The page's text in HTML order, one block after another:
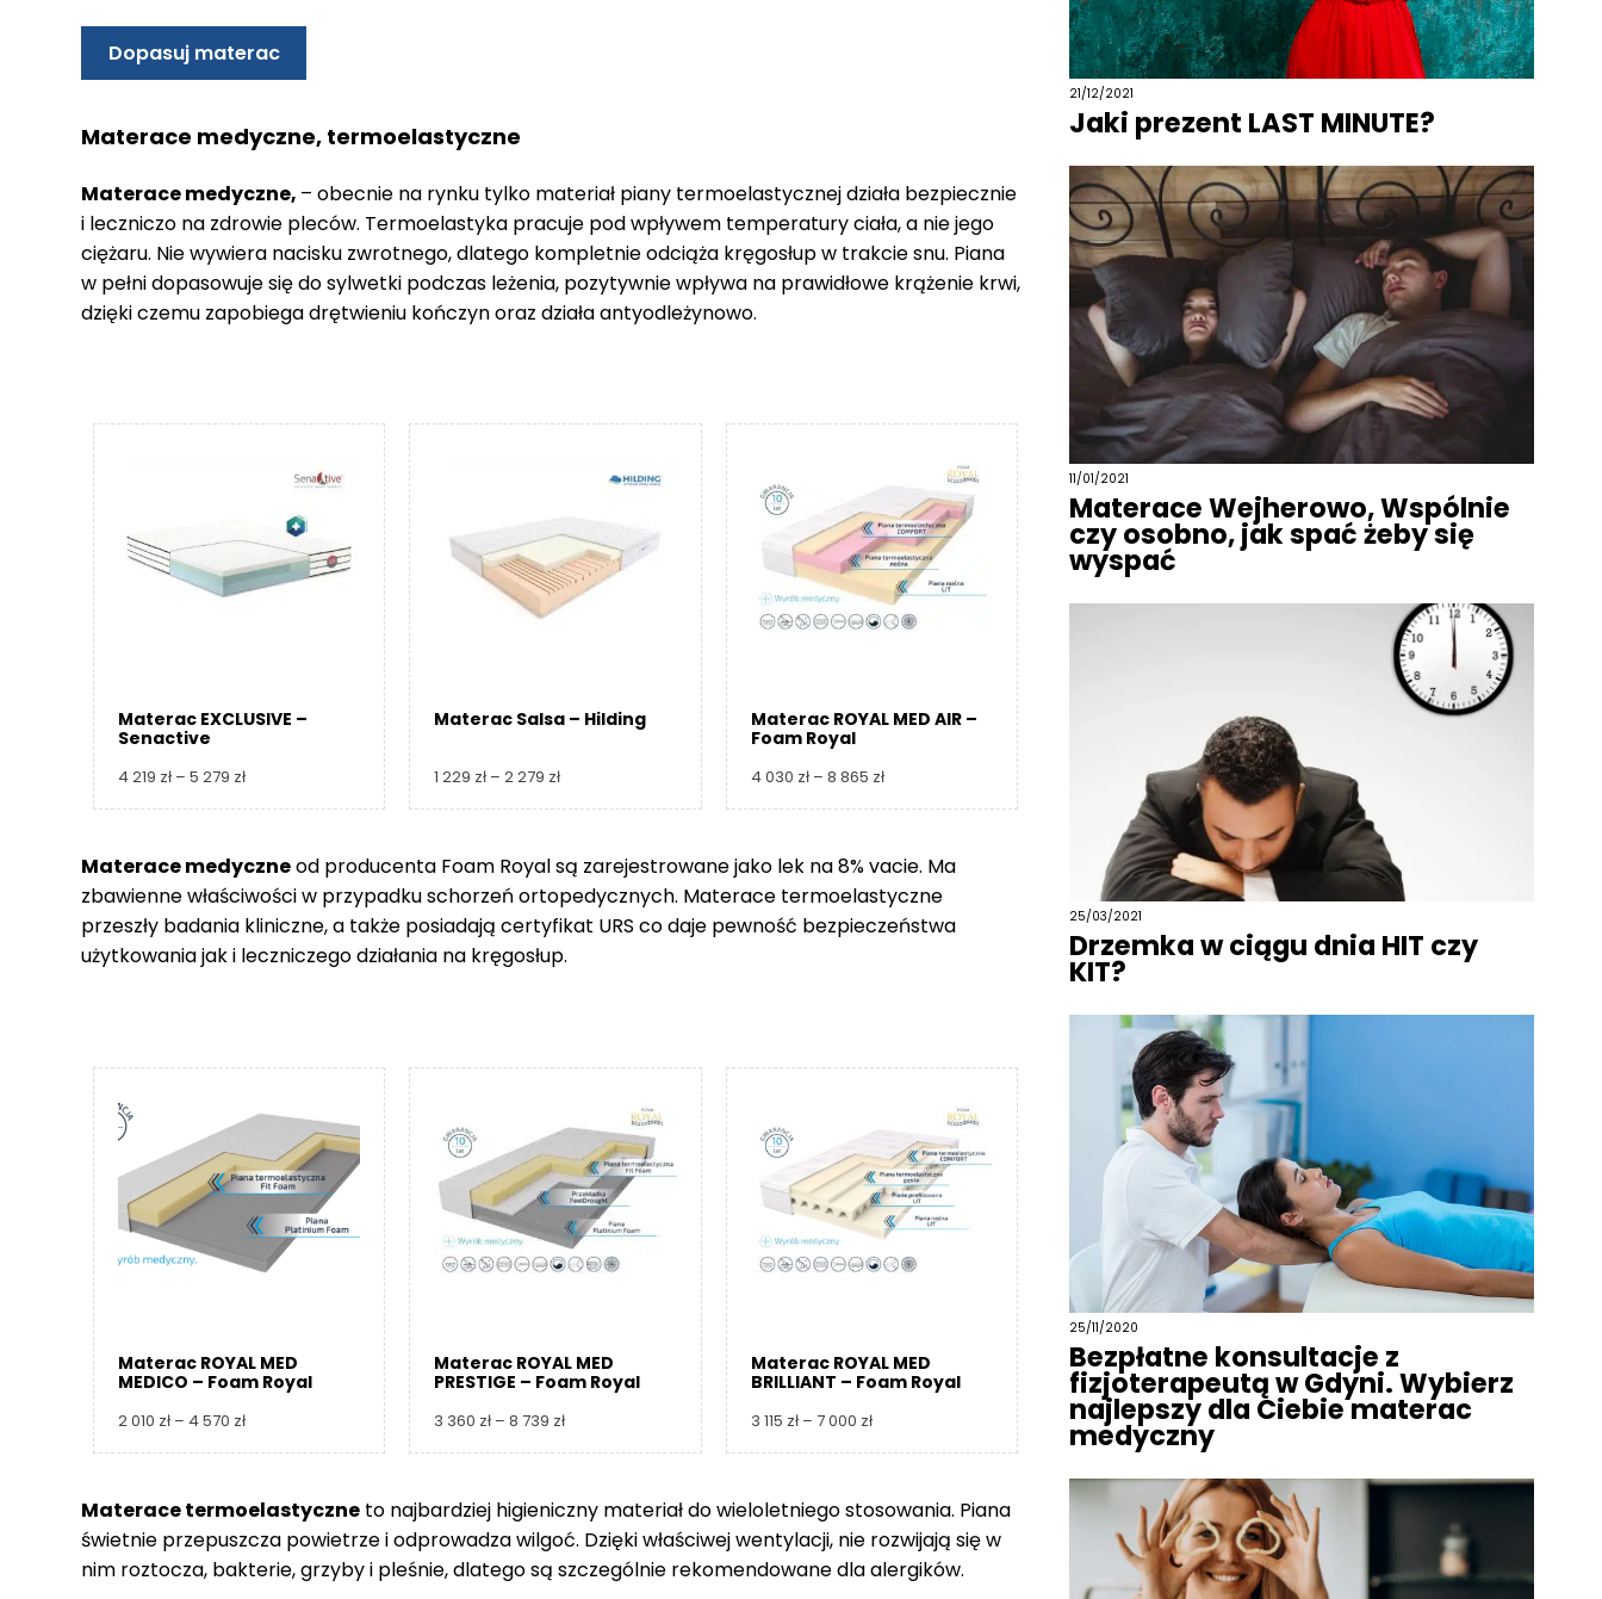
Dopasuj materac
Materace medyczne, termoelastyczne
Materace medyczne, – obecnie na rynku tylko materiał piany termoelastycznej działa bezpiecznie
i leczniczo na zdrowie pleców. Termoelastyka pracuje pod wpływem temperatury ciała, a nie jego
ciężaru. Nie wywiera nacisku zwrotnego, dlatego kompletnie odciąża kręgosłup w trakcie snu. Piana
w pełni dopasowuje się do sylwetki podczas leżenia, pozytywnie wpływa na prawidłowe krążenie krwi,
dzięki czemu zapobiega drętwieniu kończyn oraz działa antyodleżynowo.
Materac EXCLUSIVE –
Senactive
4 219 zł – 5 279 złZakres
219 zł
do
5
279 zł
Materac Salsa – Hilding
1 229 zł – 2 279 złZakres
229 zł
do
2
Materac ROYAL MED AIR –
Foam Royal
4 030 zł – 8 865 złZakres
030 zł
do
8
Materace medyczneod producenta Foam Royal są zarejestrowane jako lek na 8% vacie. Ma
zbawienne właściwości w przypadku schorzeń ortopedycznych. Materace termoelastyczne
przeszły badania kliniczne, a także posiadają certyfikat URS co daje pewność bezpieczeństwa
użytkowania jak i leczniczego działania na kręgosłup.
Materac ROYAL MED
MEDICO – Foam Royal
2 010 zł – 4 570 złZakres
010 zł
do
4
Materac ROYAL MED
PRESTIGE – Foam Royal
3 360 zł – 8 739 złZakres
360 zł
do
8
Materac ROYAL MED
BRILLIANT – Foam Royal
3 115 zł – 7 000 złZakres
115 zł
do
7
000 zł
Materace termoelastyczneto najbardziej higieniczny materiał do wieloletniego stosowania. Piana
świetnie przepuszcza powietrze i odprowadza wilgoć. Dzięki właściwej wentylacji, nie rozwijają się w
nim roztocza, bakterie, grzyby i pleśnie, dlatego są szczególnie rekomendowane dla alergików.
21/12/2021
Jaki prezent LAST MINUTE?
11/01/2021
Materace Wejherowo, Wspólnie
czy osobno, jak spać żeby się
wyspać
25/03/2021
Drzemka w ciągu dnia HIT czy
KIT?
25/11/2020
Bezpłatne konsultacje z
fizjoterapeutą w Gdyni. Wybierz
najlepszy dla Ciebie materac
medyczny